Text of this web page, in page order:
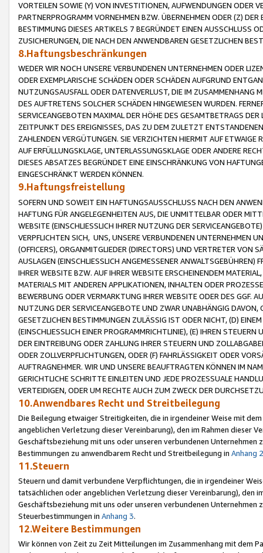
VORTEILEN SOWIE (Y) VON INVESTITIONEN, AUFWENDUNGEN ODER
PARTNERPROGRAMM VORNEHMEN BZW. ÜBERNEHMEN ODER (Z)
BESTIMMUNG DIESES ARTIKELS 7 BEGRÜNDET EINEN AUSSCHLUSS
ZUSICHERUNGEN, DIE NACH DEN ANWENDBAREN GESETZLICHEN
8.Haftungsbeschränkungen
WEDER WIR NOCH UNSERE VERBUNDENEN UNTERNEHMEN ODER
ODER EXEMPLARISCHE SCHÄDEN ODER SCHÄDEN AUFGRUND
NUTZUNGSAUSFALL ODER DATENVERLUST, DIE IM ZUSAMMENHANG
DES AUFTRETENS SOLCHER SCHÄDEN HINGEWIESEN WURDEN.
SERVICEANGEBOTEN MAXIMAL DER HÖHE DES GESAMTBETRAGS
ZEITPUNKT DES EREIGNISSES, DAS ZU DEM ZULETZT
ZAHLENDEN VERGÜTUNGEN. SIE VERZICHTEN HIERMIT AUF
AUF ERFÜLLUNGSKLAGE, UNTERLASSUNGSKLAGE ODER ANDERE
DIESES ABSATZES BEGRÜNDET EINE EINSCHRÄNKUNG VON
EINGESCHRÄNKT WERDEN KÖNNEN.
9.Haftungsfreistellung
SOFERN UND SOWEIT EIN HAFTUNGSAUSSCHLUSS NACH DEN
HAFTUNG FÜR ANGELEGENHEITEN AUS, DIE UNMITTELBAR ODER
WEBSITE (EINSCHLIESSLICH IHRER NUTZUNG DER
VERPFLICHTEN SICH, UNS, UNSERE VERBUNDENEN UNTERNEHMEN
(OFFICERS), ORGANMITGLIEDER (DIRECTORS) UND VERTRETER VON
AUSLAGEN (EINSCHLIESSLICH ANGEMESSENER
IHRER WEBSITE BZW. AUF IHRER WEBSITE ERSCHEINENDEM
MATERIALS MIT ANDEREN APPLIKATIONEN, INHALTEN ODER
BEWERBUNG ODER VERMARKTUNG IHRER WEBSITE ODER DES GGF.
NUTZUNG DER SERVICEANGEBOTE UND ZWAR UNABHÄNGIG
GESETZLICHEN BESTIMMUNGEN ZULÄSSIG IST ODER NICHT, (D)
(EINSCHLIESSLICH EINER PROGRAMMRICHTLINIE), (E) IHREN
DER EINTREIBUNG ODER ZAHLUNG IHRER STEUERN UND
ODER ZOLLVERPFLICHTUNGEN, ODER (F) FAHRLÄSSIGKEIT ODER
AUFTRAGNEHMER. WIR UND UNSERE BEAUFTRAGTEN KÖNNEN IM
GERICHTLICHE SCHRITTE EINLEITEN UND JEDE PROZESSUALE
VERTEIDIGEN, ODER UM RECHTE AUCH ZUM ZWECK DER
10.Anwendbares Recht und Streitbeilegung
Die Beilegung etwaiger Streitigkeiten, die in irgendeiner Weise mit
angeblichen Verletzung dieser Vereinbarung), den im Rahmen dieser
Geschäftsbeziehung mit uns oder unseren verbundenen
Bestimmungen zu anwendbarem Recht und Streitbeilegung in Anhang 2
11.Steuern
Steuern und damit verbundene Verpflichtungen, die in irgendeiner
tatsächlichen oder angeblichen Verletzung dieser Vereinbarung), den
Geschäftsbeziehung mit uns oder unseren verbundenen
Steuerbestimmungen in Anhang 3.
12.Weitere Bestimmungen
Wir können von Zeit zu Zeit Mitteilungen im Zusammenhang mit dem